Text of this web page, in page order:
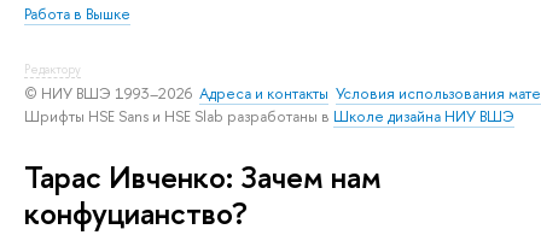
Тарас Ивченко: Зачем нам
конфуцианство?
Работа в Вышке
Редактору
© НИУ ВШЭ 1993–2026 Адреса и контакты Условия использования
Шрифты HSE Sans и HSE Slab разработаны в Школе дизайна НИУ ВШЭ